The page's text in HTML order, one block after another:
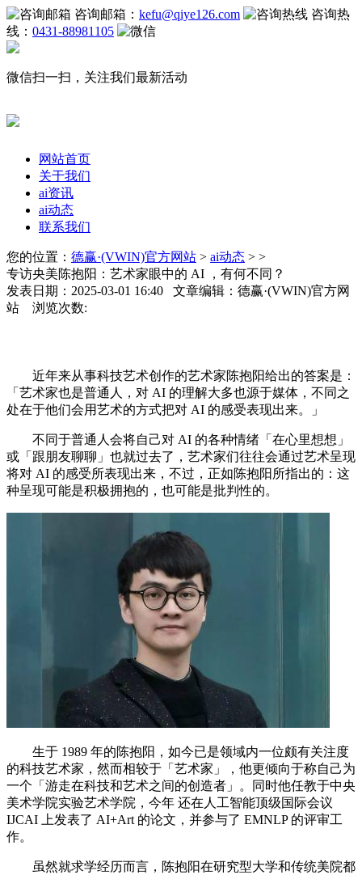
咨询邮箱： kefu@qiye126.com
咨询热
线： 0431-88981105
微信扫一扫，关注我们最新活动
网站首页
关于我们
ai资讯
ai动态
联系我们
您的位置： 德赢·(VWIN)官方网站 > ai动态 > >
专访央美陈抱阳：艺术家眼中的 AI ，有何不同？
发表日期：2025-03-01 16:40 文章编辑：德赢·(VWIN)官方网
站 浏览次数:
近年来从事科技艺术创作的艺术家陈抱阳给出的答案是：
「艺术家也是普通人，对 AI 的理解大多也源于媒体，不同之
处在于他们会用艺术的方式把对 AI 的感受表现出来。」
不同于普通人会将自己对 AI 的各种情绪「在心里想想」
或「跟朋友聊聊」也就过去了，艺术家们往往会通过艺术呈现
将对 AI 的感受所表现出来，不过，正如陈抱阳所指出的：这
种呈现可能是积极拥抱的，也可能是批判性的。
生于 1989 年的陈抱阳，如今已是领域内一位颇有关注度
的科技艺术家，然而相较于「艺术家」，他更倾向于称自己为
一个「游走在科技和艺术之间的创造者」。同时他任教于中央
美术学院实验艺术学院，今年 还在人工智能顶级国际会议
IJCAI 上发表了 AI+Art 的论文，并参与了 EMNLP 的评审工
作。
虽然就求学经历而言，陈抱阳在研究型大学和传统美院都